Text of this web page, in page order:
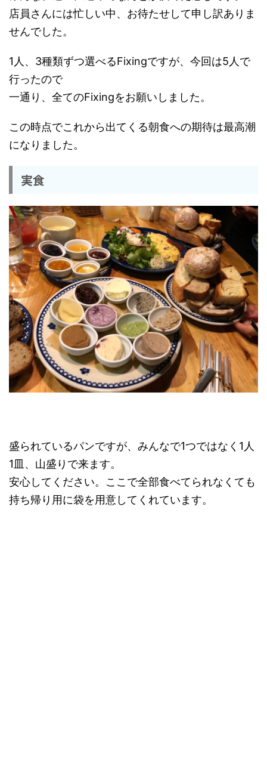
店員さんには忙しい中、お待たせして申し訳ありま
せんでした。
1人、3種類ずつ選べるFixingですが、今回は5人で
行ったので
一通り、全てのFixingをお願いしました。
この時点でこれから出てくる朝食への期待は最高潮
になりました。
実食
盛られているパンですが、みんなで1つではなく1人
1皿、山盛りで来ます。
安心してください。ここで全部食べてられなくても
持ち帰り用に袋を用意してくれています。